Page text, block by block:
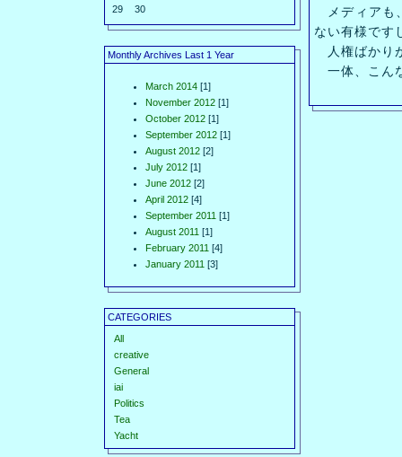
29
30
Monthly Archives Last 1 Year
March 2014 [1]
November 2012 [1]
October 2012 [1]
September 2012 [1]
August 2012 [2]
July 2012 [1]
June 2012 [2]
April 2012 [4]
September 2011 [1]
August 2011 [1]
February 2011 [4]
January 2011 [3]
CATEGORIES
All
creative
General
iai
Politics
Tea
Yacht
メディアも
ない有様です
人権ばかり
一体、こん